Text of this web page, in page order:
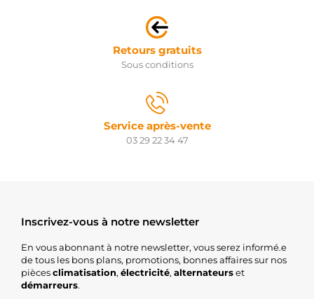
Retours gratuits
Sous conditions
Service après-vente
03 29 22 34 47
Inscrivez-vous à notre newsletter
En vous abonnant à notre newsletter, vous serez informé.e
de tous les bons plans, promotions, bonnes affaires sur nos
piècesclimatisation, électricité, alternateurset
démarreurs.